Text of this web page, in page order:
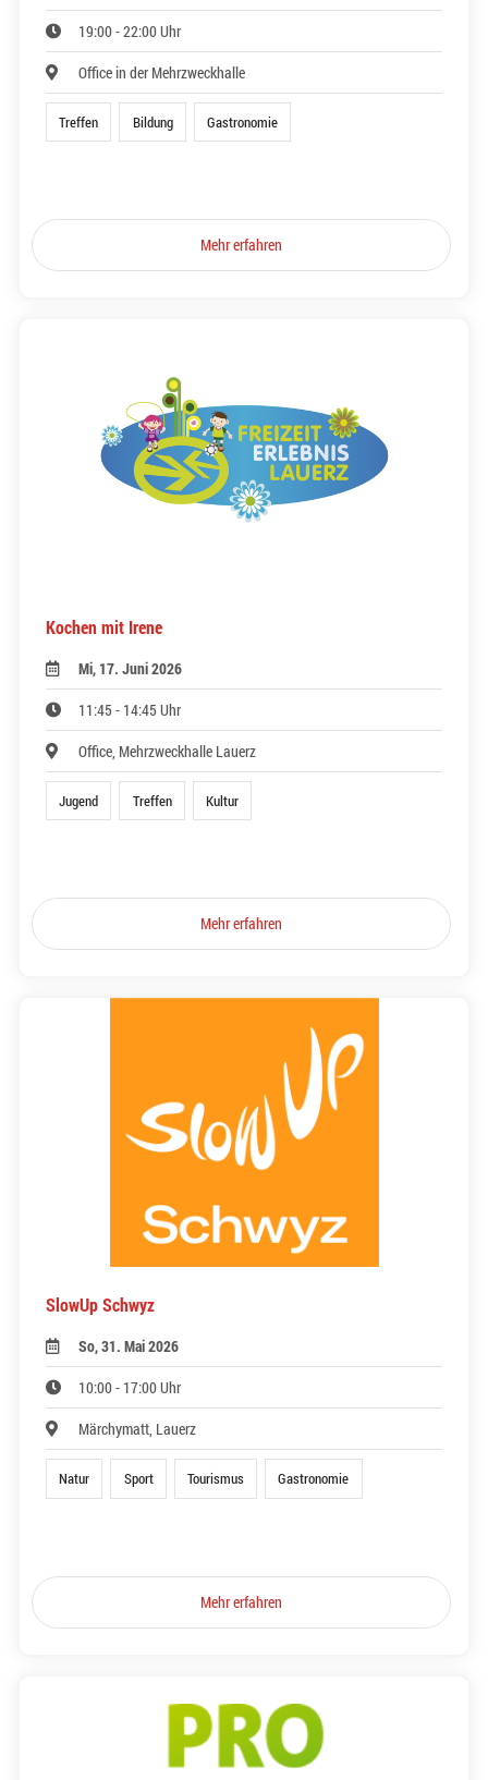
19:00 - 22:00 Uhr
Office in der Mehrzweckhalle
Treffen Bildung Gastronomie
Mehr erfahren
Kochen mit Irene
Mi, 17. Juni 2026
11:45 - 14:45 Uhr
Office, Mehrzweckhalle Lauerz
Jugend Treffen Kultur
Mehr erfahren
SlowUp Schwyz
So, 31. Mai 2026
10:00 - 17:00 Uhr
Märchymatt, Lauerz
Natur Sport Tourismus Gastronomie
Mehr erfahren